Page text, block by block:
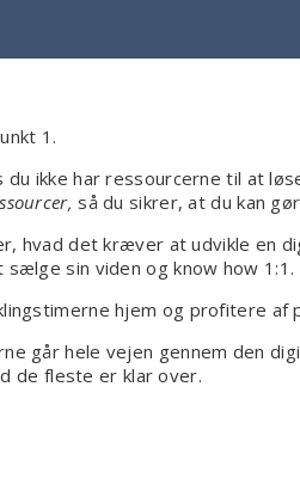
1.
ikke har ressourcerne til at
så du sikrer, at du kan
hvad det kræver at udvikle en
sin viden og know how 1:1.
hjem og profitere af
går hele vejen gennem den
de fleste er klar over.